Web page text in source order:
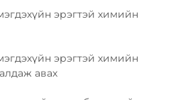
эрэгтэй химийн
эрэгтэй химийн
авах